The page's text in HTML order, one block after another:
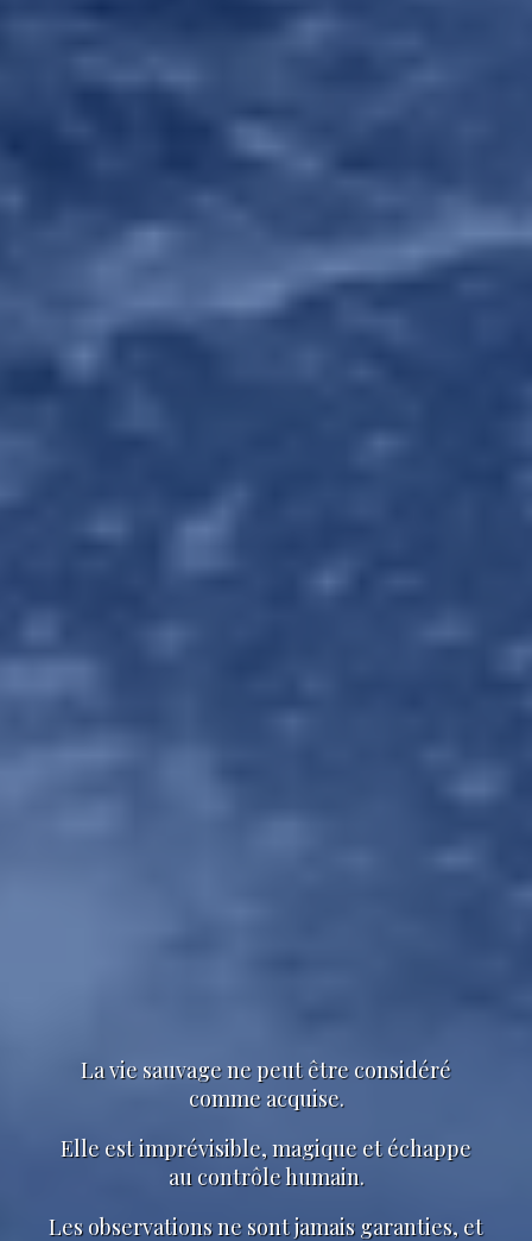
La vie sauvage ne peut être considéré
comme acquise.
Elle est imprévisible, magique et échappe
au contrôle humain.
Les observations ne sont jamais garanties, et